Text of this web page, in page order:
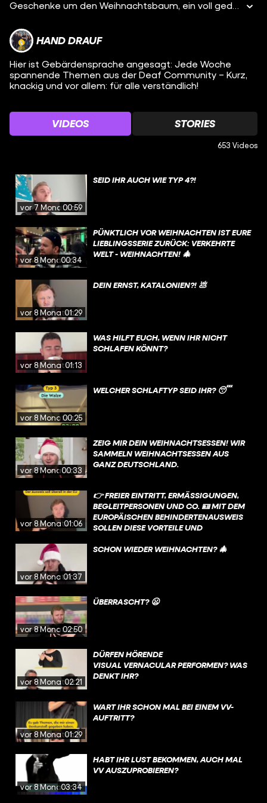
Geschenke um den Weihnachtsbaum, ein voll gedeckter Tisch, strahlende Gesichter - so feiern glückliche Familien ein besinnliche Weihnachten. Nicht für alle sieht der 24.12 so aus. Auf Klo sind fünf Menschen, für die die Feiertage einen unguten Beigeschmack haben. Faya ist Jüdin und statt Weihnachten feiert sie Chanukka. Juden und Jüdinnen feiern acht Tage die Wiedereinweihung des zweiten Tempels in Jerusalem im Jahr 164 v. Chr. Als sie mit 14 nach Deutschland kam, fand sie zuerst die Weihnachtstraditionen total interessant und schön, dass aber alle automatisch davon ausgehen, dass sie Christin ist und jüdische Traditionen nicht kennen oder sogar als unnormal wahrnehmen, hat sie total geschockt. Zevan ist mit seiner Familie als er fünf war nach Deutschland geflüchtet. Da er Moslem ist, feiert seine Familie sowieso kein Weihnachten. Ihm war dadurch immer ziemlich langweilig am 24. und 25.12. Er kam dann auf die Idee einen Abend an den Feiertagen zu organisieren, wo alle Menschen, die nicht Weihnachten feiern und/oder nicht bei ihren Familien sein können, zusammen kommen. Amina ist auch muslimisch, macht aber an den Feiertagen gerne Familienhopping und wird von den Familien ihrer Freund*innen eingeladen. Sie hat es schon oft erlebt, dass Menschen Mitleid mit ihr haben, wenn sie erfahren, dass sie kein Weihnachten feiert. Kein Grund traurig zu sein, Muslime haben viele eigene Feste wie z.B Eid ul-Adha das Opferfest. Ariane arbeitet an Weihnachten in einem Krankenhaus. Das hat sie sich selbst ausgesucht und freut sich nicht nur über den Feiertagszuschlag, sondern auch darüber, dass sie ihren Kolleg*innen, die Weihnachten feiern möchten, ermöglichen kann bei ihren Familien zu sein. Sophie feiert Weihnachten und liebt die Traditionen, die damit verbunden sind. Seit der Trennung ihrer Eltern hat Weihnachten leider einen traurigen Beigeschmack. Sie muss gefühlt an zwei Orten gleichzeitig sein und macht sich viele Gedanken darum, wie sie es alles Familienmitgliedern recht machen kann. Folgt uns auf …Facebook: https://www.facebook.com/aufklo ...Instagram: https://www.instagram.com/aufklo YEAH! Wir gehören auch zu #funk. Schaut' da mal rein: YouTube: https://youtube.com/funkofficial Web-App: https://go.funk.net Facebook: https://facebook.com/funk
HAND DRAUF
Hier ist Gebärdensprache angesagt: Jede Woche
spannende Themen aus der Deaf Community – Kurz,
knackig und vor allem: für alle verständlich!
VIDEOS STORIES
653 Videos
vor 7 Monaten
00:59
SEID IHR AUCH WIE TYP 4?!
vor 8 Monaten
00:34
PÜNKTLICH VOR WEIHNACHTEN IST EURE
LIEBLINGSSERIE ZURÜCK: VERKEHRTE
WELT - WEIHNACHTEN! 🎄
vor 8 Monaten01:29
DEIN ERNST, KATALONIEN?! 💩
vor 8 Monaten01:13
WAS HILFT EUCH, WENN IHR NICHT
SCHLAFEN KÖNNT?
vor 8 Monaten
00:25
WELCHER SCHLAFTYP SEID IHR? 😴
vor 8 Monaten
00:33
ZEIG MIR DEIN WEIHNACHTSESSEN! WIR
SAMMELN WEIHNACHTSESSEN AUS
GANZ DEUTSCHLAND.
vor 8 Monaten
01:06
👉 FREIER EINTRITT, ERMÄSSIGUNGEN, B
EGLEITPERSONEN UND CO. 🪪 MIT DEM E
UROPÄISCHEN BEHINDERTENAUSWEIS S
OLLEN DIESE VORTEILE UND V
LLEN EU-LÄNDERN GELTEN❗
vor 8 Monaten
01:37
SCHON WIEDER WEIHNACHTEN? 🎄
vor 8 Monaten
02:50
ÜBERRASCHT? 😦
vor 8 Monaten02:21
DÜRFEN HÖRENDE
VISUAL VERNACULAR PERFORMEN? WAS
DENKT IHR?
vor 8 Monaten01:29
WART IHR SCHON MAL BEI EINEM VV-
AUFTRITT?
vor 8 Monaten
03:34
HABT IHR LUST BEKOMMEN, AUCH MAL
VV AUSZUPROBIEREN? ⠀